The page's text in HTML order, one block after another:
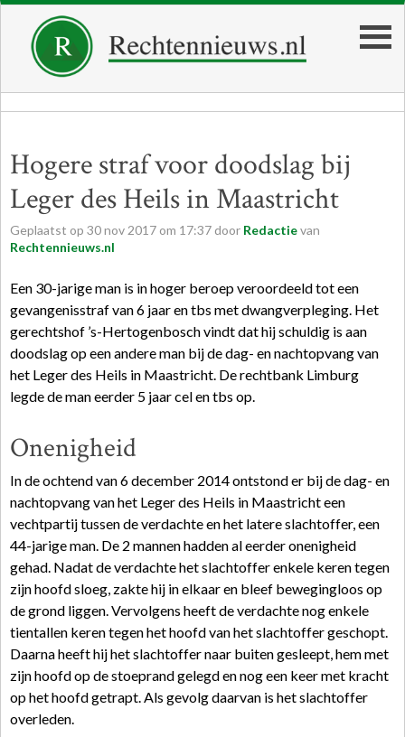
Hogere straf voor doodslag bij
Leger des Heils in Maastricht
Geplaatst op 30nov 2017 om 17:37 door Redactievan
Rechtennieuws.nl
Een 30-jarige man is in hoger beroep veroordeeld tot een
gevangenisstraf van 6 jaar en tbs met dwangverpleging. Het
gerechtshof ’s-Hertogenbosch vindt dat hij schuldig is aan
doodslag op een andere man bij de dag- en nachtopvang van
het Leger des Heils in Maastricht. De rechtbank Limburg
legde de man eerder 5 jaar cel en tbs op.
Onenigheid
In de ochtend van 6 december 2014 ontstond er bij de dag- en
nachtopvang van het Leger des Heils in Maastricht een
vechtpartij tussen de verdachte en het latere slachtoffer, een
44-jarige man. De 2 mannen hadden al eerder onenigheid
gehad. Nadat de verdachte het slachtoffer enkele keren tegen
zijn hoofd sloeg, zakte hij in elkaar en bleef bewegingloos op
de grond liggen. Vervolgens heeft de verdachte nog enkele
tientallen keren tegen het hoofd van het slachtoffer geschopt.
Daarna heeft hij het slachtoffer naar buiten gesleept, hem met
zijn hoofd op de stoeprand gelegd en nog een keer met kracht
op het hoofd getrapt. Als gevolg daarvan is het slachtoffer
overleden.